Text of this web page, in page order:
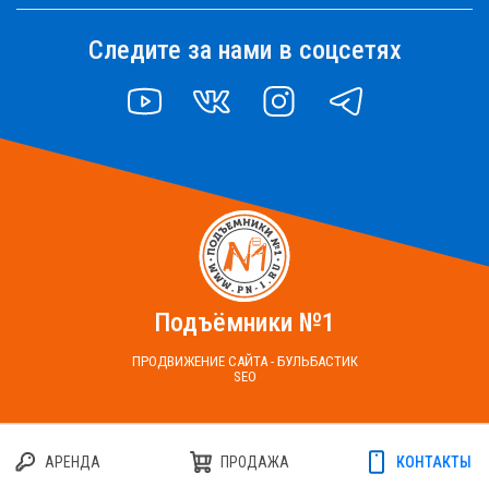
Следите за нами в соцсетях
YOUTUBE VK INSTAGRAMTELEGRAM
Подъёмники №1
ПРОДВИЖЕНИЕ САЙТА - БУЛЬБАСТИК
SEO
АРЕНДА ПРОДАЖА КОНТАКТЫ